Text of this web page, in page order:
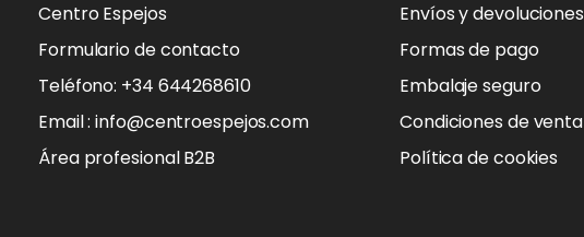
Centro Espejos
Formulario de contacto
Teléfono: +34 644268610
Email : info@centroespejos.com
Área profesional B2B
Envíos y devoluciones
Formas de pago
Embalaje seguro
Condiciones de venta
Política de cookies